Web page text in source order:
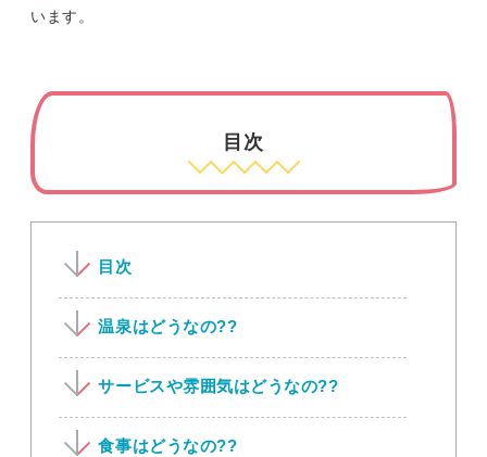
います。
目次
目次
温泉はどうなの??
サービスや雰囲気はどうなの??
食事はどうなの??